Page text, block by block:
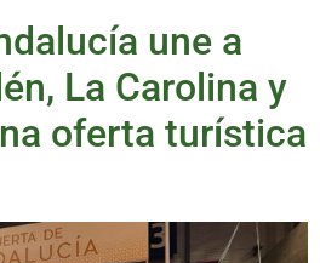
une a
La Carolina y
oferta turística